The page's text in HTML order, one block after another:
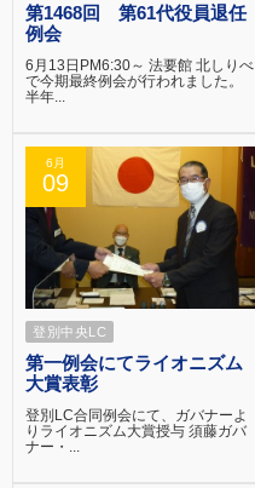
第1468回 第61代役員退任
例会
6月13日PM6:30～ 法要館 北しりべ
で今期最終例会が行われました。
半年...
6月
09
登別中央LC
第一例会にてライオニズム
大賞表彰
登別LC合同例会にて、ガバナーよ
りライオニズム大賞授与 須藤ガバ
ナー・...